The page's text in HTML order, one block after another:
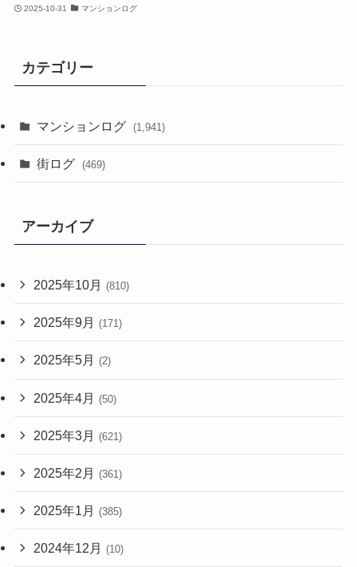
2025-10-31 マンションログ
カテゴリー
マンションログ (1,941)
街ログ (469)
アーカイブ
2025年10月 (810)
2025年9月 (171)
2025年5月 (2)
2025年4月 (50)
2025年3月 (621)
2025年2月 (361)
2025年1月 (385)
2024年12月 (10)